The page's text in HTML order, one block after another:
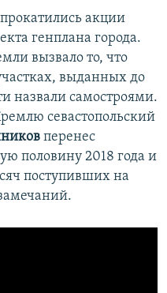
акции
генплана города.
вызвало то, что
выданных до
назвали самостроями.
севастопольский
перенес
половину 2018 года и
поступивших на